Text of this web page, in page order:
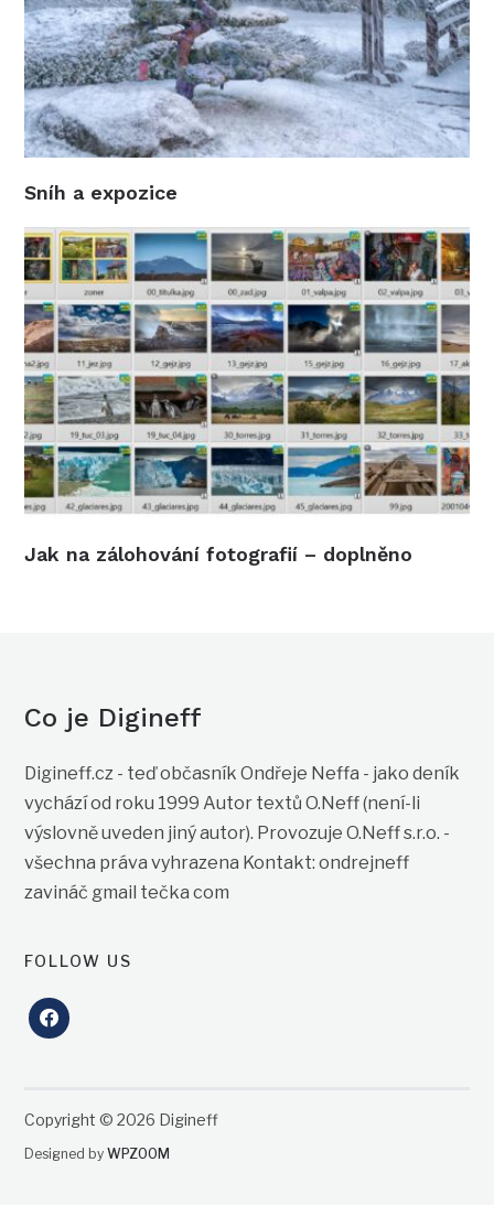
Sníh a expozice
Jak na zálohování fotografií – doplněno
Co je Digineff
Digineff.cz - teď občasník Ondřeje Neffa - jako deník
vychází od roku 1999 Autor textů O.Neff (není-li
výslovně uveden jiný autor). Provozuje O.Neff s.r.o. -
všechna práva vyhrazena Kontakt: ondrejneff
zavináč gmail tečka com
FOLLOW US
facebook
Copyright © 2026 Digineff
Designed byWPZOOM